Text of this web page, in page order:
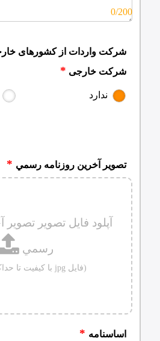
0/200
ندارد
شرکت واردات از کشورهای
شرکت خارجی
آپلود فایل تصویر تصوير
رسمي
(فایل jpg با کیفیت تا حداکثر 10MB)
تصوير آخرين روزنامه رسمي
اساسنامه